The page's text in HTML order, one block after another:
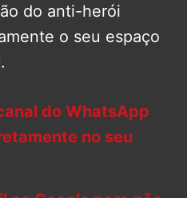
do anti-herói
o seu espaço
do WhatsApp
no seu